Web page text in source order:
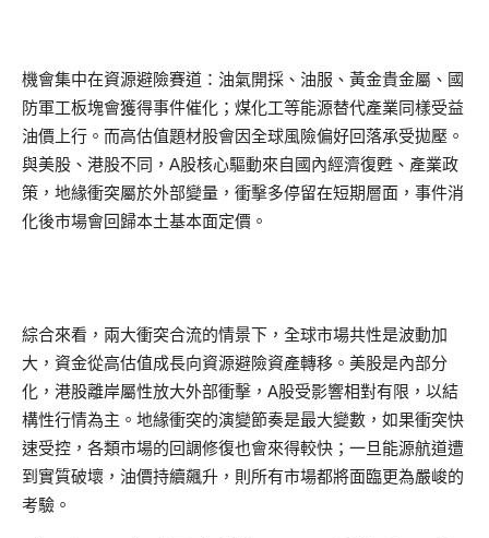
機會集中在資源避險賽道：油氣開採、油服、黃金貴金屬、國
防軍工板塊會獲得事件催化；煤化工等能源替代產業同樣受益
油價上行。而高估值題材股會因全球風險偏好回落承受拋壓。
與美股、港股不同，A股核心驅動來自國內經濟復甦、產業政
策，地緣衝突屬於外部變量，衝擊多停留在短期層面，事件消
化後市場會回歸本土基本面定價。
綜合來看，兩大衝突合流的情景下，全球市場共性是波動加
大，資金從高估值成長向資源避險資產轉移。美股是內部分
化，港股離岸屬性放大外部衝擊，A股受影響相對有限，以結
構性行情為主。地緣衝突的演變節奏是最大變數，如果衝突快
速受控，各類市場的回調修復也會來得較快；一旦能源航道遭
到實質破壞，油價持續飆升，則所有市場都將面臨更為嚴峻的
考驗。